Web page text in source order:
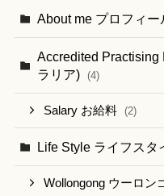
About me プロフィー
Accredited Practising
ラリア)
(4)
Salary お給料 (2)
Life Style ライフスタ
Wollongong ウーロン